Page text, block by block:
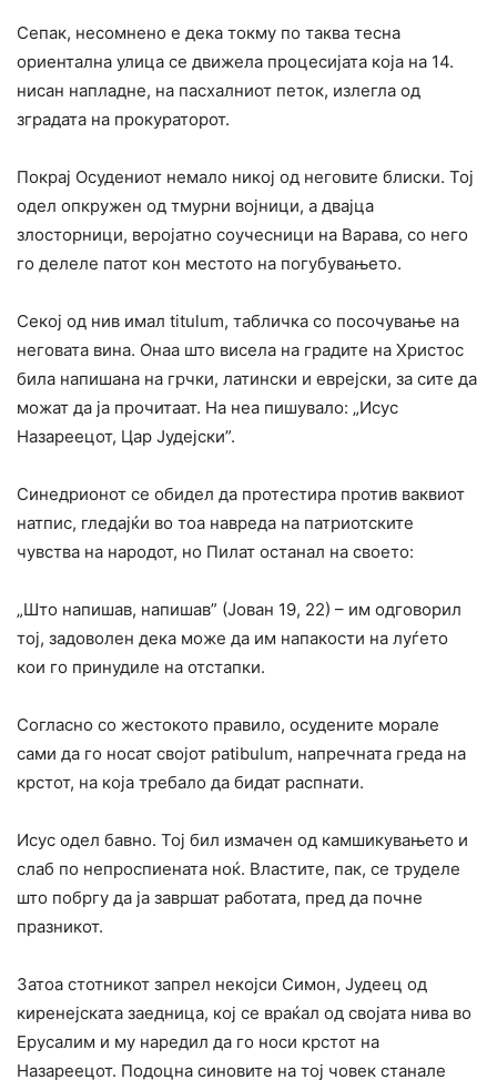
Сепак, несомнено е дека токму по таква тесна
ориентална улица се движела процесијата која на 14.
нисан напладне, на пасхалниот петок, излегла од
зградата на прокураторот.
Покрај Осудениот немало никој од неговите блиски. Тој
одел опкружен од тмурни војници, а двајца
злосторници, веројатно соучесници на Варава, co него
го делеле патот кон местото на погубувањето.
Секој од нив имал titulum, табличка co посочување на
неговата вина. Онаа што висела на градите на Христос
била напишана на грчки, латински и еврејски, за сите да
можат да ја прочитаат. На неа пишувало: „Исус
Назареецот, Цар Јудејски”.
Синедрионот се обидел да протестира против ваквиот
натпис, гледајќи во тоа навреда на патриотските
чувства на народот, но Пилат останал на своето:
„Што напишав, напишав” (Јован 19, 22) – им одговорил
тој, задоволен дека може да им напакости на луѓето
кои го принудиле на отстапки.
Согласно co жестокото правило, осудените морале
сами да го носат својот patibulum, напречната греда на
крстот, на која требало да бидат распнати.
Исус одел бавно. Тој бил измачен од камшикувањето и
слаб по непроспиената ноќ. Властите, пак, се труделе
што побргу да ја завршат работата, пред да почне
празникот.
Затоа стотникот запрел некојси Симон, Јудеец од
киренејската заедница, кој се враќал од својата нива во
Ерусалим и му наредил да го носи крстот на
Назареецот. Подоцна синовите на тој човек станале